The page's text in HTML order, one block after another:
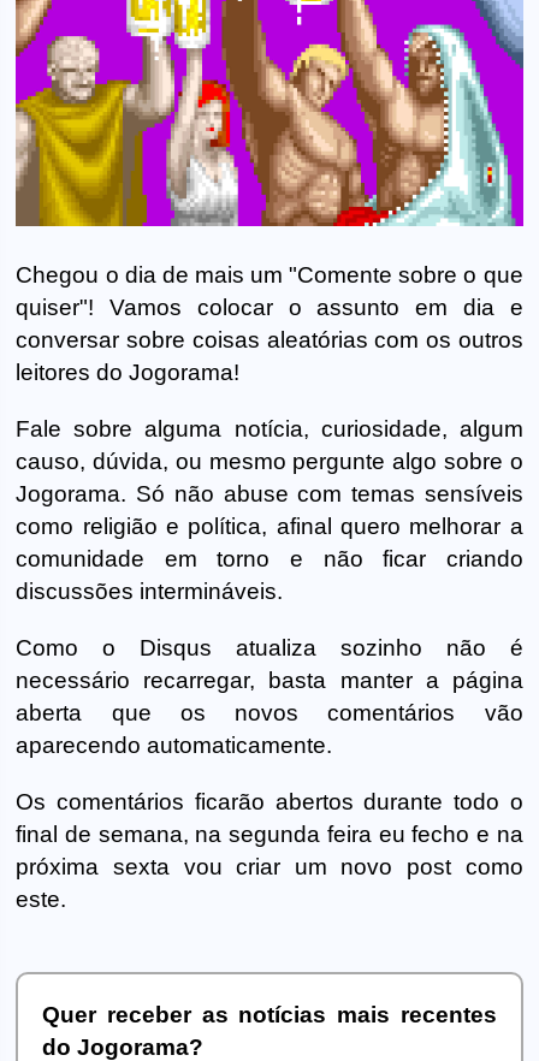
Chegou o dia de mais um "Comente sobre o que
quiser"! Vamos colocar o assunto em dia e
conversar sobre coisas aleatórias com os outros
leitores do Jogorama!
Fale sobre alguma notícia, curiosidade, algum
causo, dúvida, ou mesmo pergunte algo sobre o
Jogorama. Só não abuse com temas sensíveis
como religião e política, afinal quero melhorar a
comunidade em torno e não ficar criando
discussões intermináveis.
Como o Disqus atualiza sozinho não é
necessário recarregar, basta manter a página
aberta que os novos comentários vão
aparecendo automaticamente.
Os comentários ficarão abertos durante todo o
final de semana, na segunda feira eu fecho e na
próxima sexta vou criar um novo post como
este.
Quer receber as notícias mais recentes
do Jogorama?